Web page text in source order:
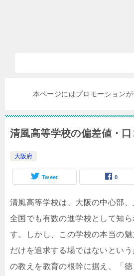
本ページにはプロモーションが
清風高等学校の偏差値・口
大阪府
Tweet 0
清風高等学校は、大阪の中心部、
全国でも有数の進学校として知
す。しかし、この学校の本当の
だけを追求する場ではないとい
の教えを教育の根幹に据え、「